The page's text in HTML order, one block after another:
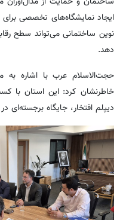
ایجاد نمایشگاه‌های تخصصی
نوین ساختمانی می‌تواند سطح
دهد.
حجت‌الاسلام عرب با اشاره
خاطرنشان کرد: این استان با
دیپلم افتخار، جایگاه